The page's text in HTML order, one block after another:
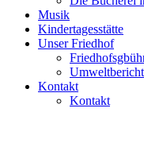
Musik
Kindertagesstätte
Unser Friedhof
Umweltbericht
Kontakt
Kontakt